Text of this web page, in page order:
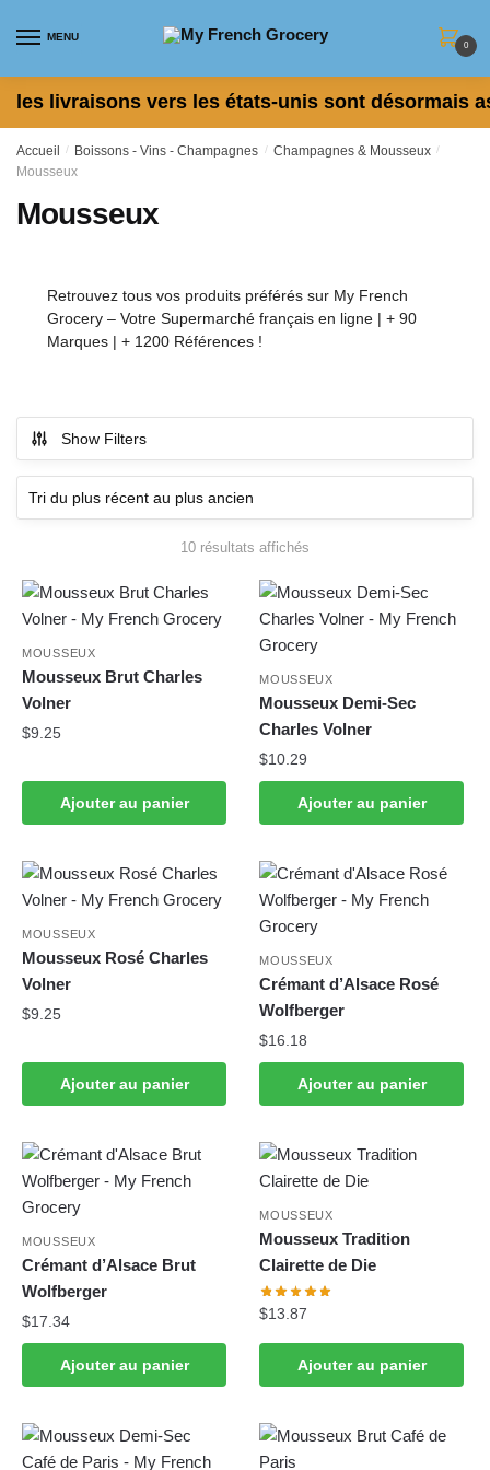
MENU
0
les livraisons vers les états-unis sont désormais
Accueil / Boissons - Vins - Champagnes / Champagnes & Mousseux /
Mousseux
Mousseux
Retrouvez tous vos produits préférés sur My French
Grocery – Votre Supermarché français en ligne | + 90
Marques | + 1200 Références !
Show Filters
10 résultats affichés
MOUSSEUX
Mousseux Brut Charles
Volner
$9.25
Ajouter au panier
MOUSSEUX
Mousseux Demi-Sec
Charles Volner
$10.29
Ajouter au panier
MOUSSEUX
Mousseux Rosé Charles
Volner
$9.25
Ajouter au panier
MOUSSEUX
Crémant d’Alsace Rosé
Wolfberger
$16.18
Ajouter au panier
MOUSSEUX
Crémant d’Alsace Brut
Wolfberger
$17.34
Ajouter au panier
MOUSSEUX
Mousseux Tradition
Clairette de Die
$13.87
Ajouter au panier